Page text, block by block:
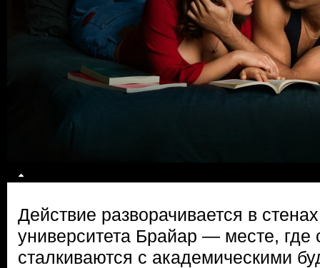
Действие разворачивается в
университета Брайар — месте, где
сталкиваются с академическими